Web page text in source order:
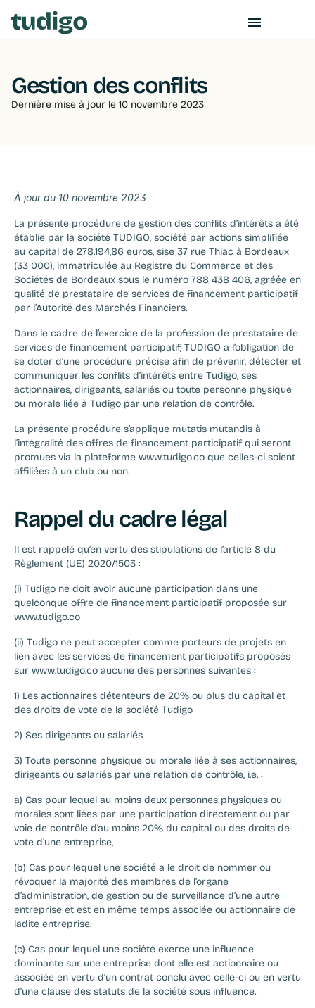
Gestion des conflits
Dernière mise à jour le 10 novembre 2023
À jour du 10 novembre 2023‍
La présente procédure de gestion des conflits d’intérêts a été
établie par la société TUDIGO, société par actions simplifiée
au capital de 278.194,86 euros, sise 37 rue Thiac à Bordeaux
(33 000), immatriculée au Registre du Commerce et des
Sociétés de Bordeaux sous le numéro 788 438 406, agréée en
qualité de prestataire de services de financement participatif
par l’Autorité des Marchés Financiers.
Dans le cadre de l’exercice de la profession de prestataire de
services de financement participatif, TUDIGO a l’obligation de
se doter d’une procédure précise afin de prévenir, détecter et
communiquer les conflits d’intérêts entre Tudigo, ses
actionnaires, dirigeants, salariés ou toute personne physique
ou morale liée à Tudigo par une relation de contrôle.
La présente procédure s’applique mutatis mutandis à
l’intégralité des offres de financement participatif qui seront
promues via la plateforme www.tudigo.co que celles-ci soient
affiliées à un club ou non.
Rappel du cadre légal
Il est rappelé qu’en vertu des stipulations de l’article 8 du
Règlement (UE) 2020/1503 :
(i) Tudigo ne doit avoir aucune participation dans une
quelconque offre de financement participatif proposée sur
www.tudigo.co
(ii) Tudigo ne peut accepter comme porteurs de projets en
lien avec les services de financement participatifs proposés
sur www.tudigo.co aucune des personnes suivantes :
1) Les actionnaires détenteurs de 20% ou plus du capital et
des droits de vote de la société Tudigo
2) Ses dirigeants ou salariés
3) Toute personne physique ou morale liée à ses actionnaires,
dirigeants ou salariés par une relation de contrôle, i.e. :
a) Cas pour lequel au moins deux personnes physiques ou
morales sont liées par une participation directement ou par
voie de contrôle d’au moins 20% du capital ou des droits de
vote d’une entreprise,
(b) Cas pour lequel une société a le droit de nommer ou
révoquer la majorité des membres de l’organe
d’administration, de gestion ou de surveillance d’une autre
entreprise et est en même temps associée ou actionnaire de
ladite entreprise.
(c) Cas pour lequel une société exerce une influence
dominante sur une entreprise dont elle est actionnaire ou
associée en vertu d’un contrat conclu avec celle-ci ou en vertu
d’une clause des statuts de la société sous influence.